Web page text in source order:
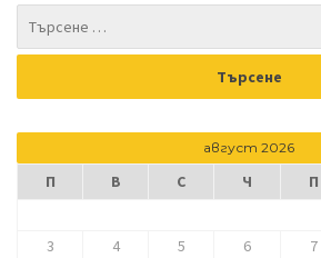
август 2026
П В С Ч П
3
4 5 6 7